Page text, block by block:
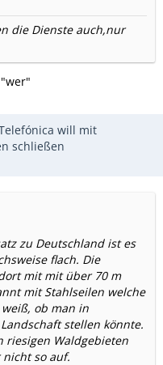
die Dienste auch,nur
will mit
schließen
zu Deutschland ist es
flach. Die
mit mit über 70 m
mit Stahlseilen welche
ob man in
stellen könnte.
riesigen Waldgebieten
nicht so auf.